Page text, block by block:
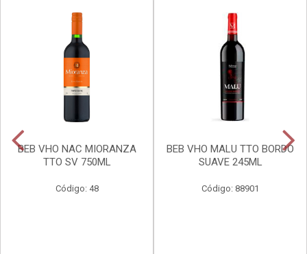
BEB VHO NAC MIORANZA
TTO SV 750ML
Código: 48
BEB VHO MALU TTO BORDO
SUAVE 245ML
Código: 88901